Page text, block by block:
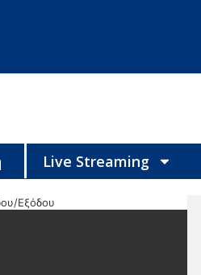
Live Streaming
Εξόδου